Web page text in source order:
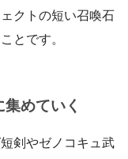
クトの短い召喚石
とです。
めていく
剣やゼノコキュ武